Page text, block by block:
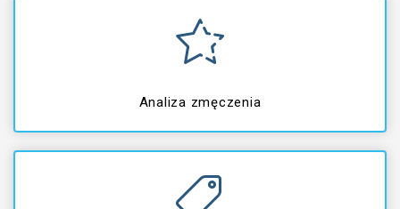
Analiza zmęczenia